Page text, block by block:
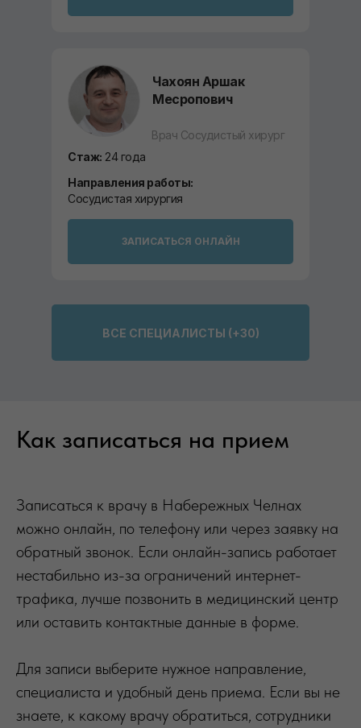
ВСЕ СПЕЦИАЛИСТЫ (+30)
Чахоян Аршак
Месропович
Направления работы:
Сосудистая хирургия
Стаж: 24 года
Врач Сосудистый хирург
ЗАПИСАТЬСЯ ОНЛАЙН
Как записаться на прием
Записаться к врачу в Набережных Челнах
можно онлайн, по телефону или через заявку на
обратный звонок. Если онлайн-запись работает
нестабильно из-за ограничений интернет-
трафика, лучше позвонить в медицинский центр
или оставить контактные данные в форме.
Для записи выберите нужное направление,
специалиста и удобный день приема. Если вы не
знаете, к какому врачу обратиться, сотрудники